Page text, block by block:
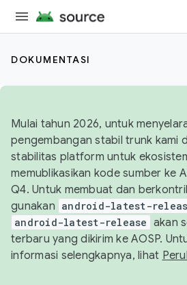
DOKUMENTASI
Mulai tahun 2026, untuk
pengembangan stabil trunk kami
stabilitas platform untuk
memublikasikan kode sumber ke
Q4. Untuk membuat dan
gunakan android-latest-
android-latest-release akan
terbaru yang dikirim ke AOSP.
informasi selengkapnya, lihat